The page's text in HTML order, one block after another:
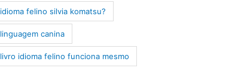
idioma felino silvia komatsu?
linguagem canina
livro idioma felino funciona mesmo